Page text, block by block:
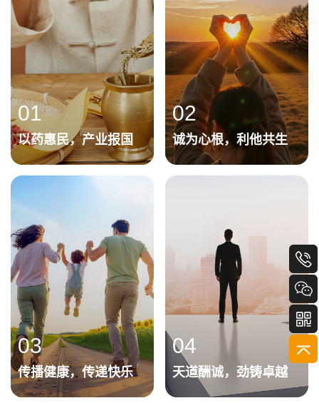
01
以药惠民，产业报国
02
诚为心根，利他共生
03
传播健康，传递快乐
04
天道酬诚，劲铸卓越